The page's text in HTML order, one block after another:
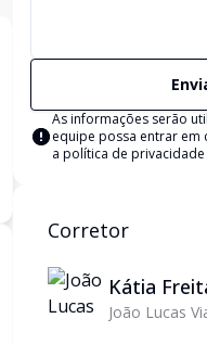
As informações serão
equipe possa entrar
a política de
Corretor
Kátia
Imobiliária
João Lucas